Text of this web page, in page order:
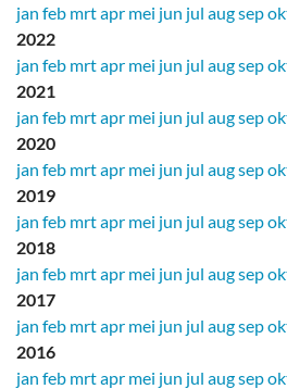
jan feb mrtapr mei jun jul augsep
2022
jan feb mrtapr mei jun jul augsep
2021
jan feb mrtapr mei jun jul augsep
2020
jan feb mrtapr mei jun jul augsep
2019
jan feb mrtapr mei jun jul augsep
2018
jan feb mrtapr mei jun jul augsep
2017
jan feb mrtapr mei jun jul augsep
2016
jan feb mrtapr mei jun jul augsep